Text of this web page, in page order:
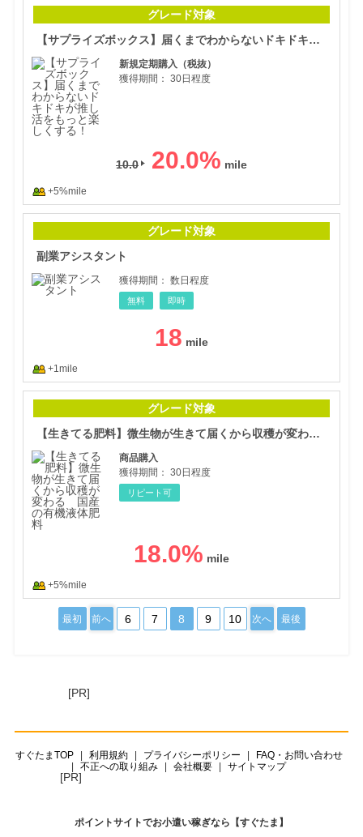
グレード対象
【サプライズボックス】届くまでわからないドキドキが推し活をもっと楽しくする！
新規定期購入（税抜）
獲得期間： 30日程度
10.0 20.0%
+5%mile
グレード対象
副業アシスタント
獲得期間： 数日程度
無料 即時
18
+1mile
グレード対象
【生きてる肥料】微生物が生きて届くから収穫が変わる 国産の有機液体肥料
商品購入
獲得期間： 30日程度
リピート可
18.0%
+5%mile
最初 前へ 6 7 8 9 10 次へ 最後
[PR]
すぐたまTOP 利用規約 プライバシーポリシー
FAQ・お問い合わせ
不正への取り組み
会社概要 サイトマップ
[PR]
ポイントサイトでお小遣い稼ぎなら【すぐたま】